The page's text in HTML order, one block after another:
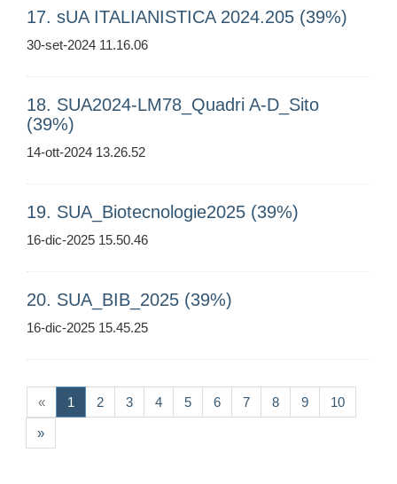
17. sUA ITALIANISTICA 2024.205 (39%)
30-set-2024 11.16.06
18. SUA2024-LM78_Quadri A-D_Sito
(39%)
14-ott-2024 13.26.52
19. SUA_Biotecnologie2025 (39%)
16-dic-2025 15.50.46
20. SUA_BIB_2025 (39%)
16-dic-2025 15.45.25
« 1 (current)
2 3 4 5 6 7 8 9 10
»